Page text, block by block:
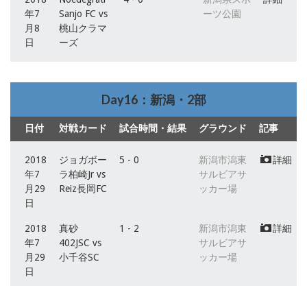
年7
月8
日
Sanjo FC vs
桃山クラマ
ーズ
ーツ公園
Day16：新潟・2部
日付 対戦カード 試合時間・結果 グラウンド 記事
2018
年7
月29
日
ジョガボー
ラ柏崎Jr vs
Reiz長岡FC
5 - 0
新潟市潟東
サルビアサ
ッカー場
詳細
2018
年7
月29
日
真砂
402JSC vs
小千谷SC
1 - 2
新潟市潟東
サルビアサ
ッカー場
詳細